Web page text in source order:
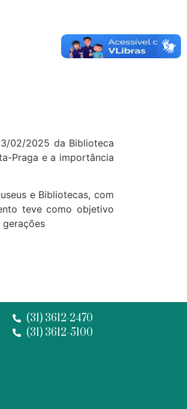
02/2025 da Biblioteca
Praga e a importância
e Bibliotecas, com
teve como objetivo
(31) 3612-2470
(31) 3612-5100